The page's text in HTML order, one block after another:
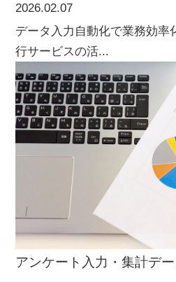
2026.02.07
データ入力自動化で業務効率
行サービスの活...
アンケート入力・集計デ